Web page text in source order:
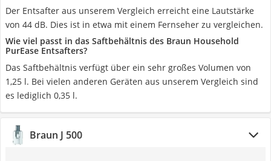
Der Entsafter aus unserem Vergleich erreicht eine Lautstärke
von 44 dB. Dies ist in etwa mit einem Fernseher zu vergleichen.
Wie viel passt in das Saftbehältnis des Braun Household
PurEase Entsafters?
Das Saftbehältnis verfügt über ein sehr großes Volumen von
1,25 l. Bei vielen anderen Geräten aus unserem Vergleich sind
es lediglich 0,35 l.
Braun J 500